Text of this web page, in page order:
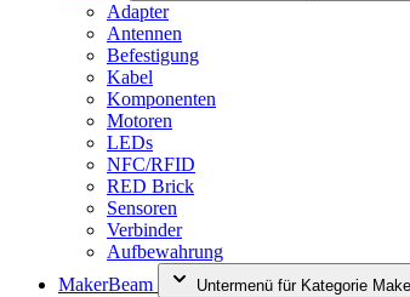
Adapter
Antennen
Befestigung
Kabel
Komponenten
Motoren
LEDs
NFC/RFID
RED Brick
Sensoren
Verbinder
Aufbewahrung
MakerBeam
Untermenü für Kategorie